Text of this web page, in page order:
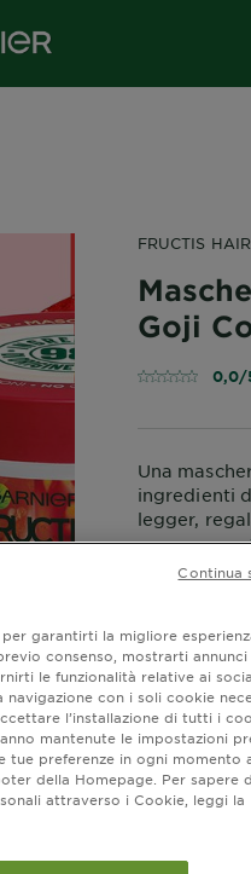
SLIDE 1SLIDE 2
FRUCTIS
Goji
0,0/
Una
ingredienti
legger,
luminosità e
colorati.
MOSTRA DI
FORMATO
Dove
garantirti la migliore
consenso, mostrarti annunci
le funzionalità relative ai
con i soli cookie
l’installazione di tutti i
mantenute le impostazioni
tue preferenze in ogni momento
della Homepage. Per sapere
attraverso i Cookie, leggi la
Continua